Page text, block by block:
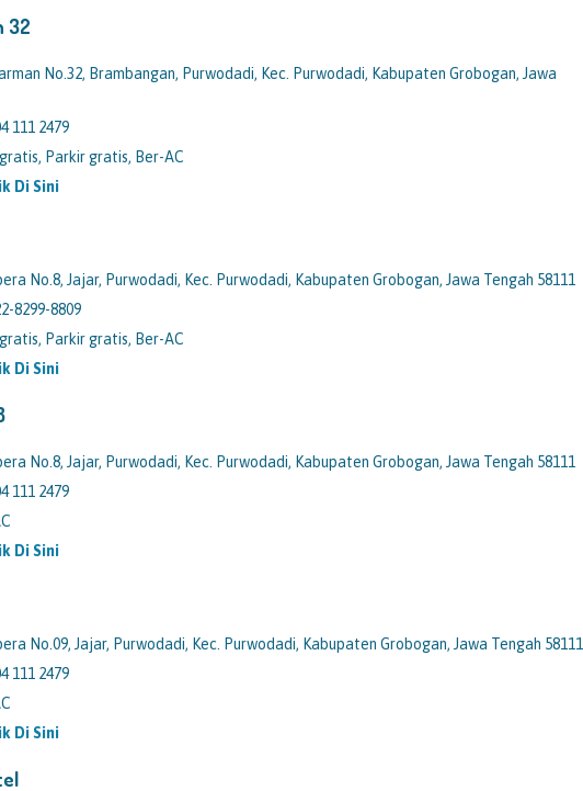
32
No.32, Brambangan, Purwodadi, Kec. Purwodadi, Kabupaten Grobogan, Jawa
111 2479
Parkir gratis, Ber-AC
Di Sini
No.8, Jajar, Purwodadi, Kec. Purwodadi, Kabupaten Grobogan, Jawa Tengah 58111
8299-8809
Parkir gratis, Ber-AC
Di Sini
No.8, Jajar, Purwodadi, Kec. Purwodadi, Kabupaten Grobogan, Jawa Tengah 58111
111 2479
Di Sini
No.09, Jajar, Purwodadi, Kec. Purwodadi, Kabupaten Grobogan, Jawa Tengah 58111
111 2479
Di Sini